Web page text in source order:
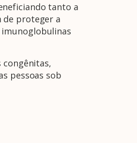
tanto a
de proteger a
congênitas,
pessoas sob